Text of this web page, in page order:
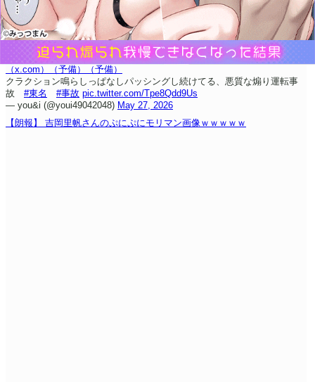
（x.com） （予備）
（予備）
クラクション鳴らしっぱなしパッシングし続けてる、悪質な煽り運転事
故 #東名 #事故 pic.twitter.com/Tpe8Qdd9Us
— you&i (@youi49042048) May 27, 2026
【朗報】 吉岡里帆さんのぷにぷにモリマン画像ｗｗｗｗｗ